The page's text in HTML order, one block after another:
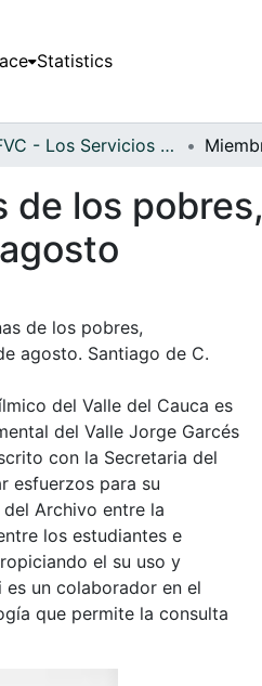
Statistics
APFFVC - Los Servicios Públicos - Patrimonial
de los pobres,
de los pobres,
agosto. Santiago de C.
del Valle del Cauca es
del Valle Jorge Garcés
con la Secretaria del
esfuerzos para su
Archivo entre la
los estudiantes e
el su uso y
es un colaborador en el
que permite la consulta